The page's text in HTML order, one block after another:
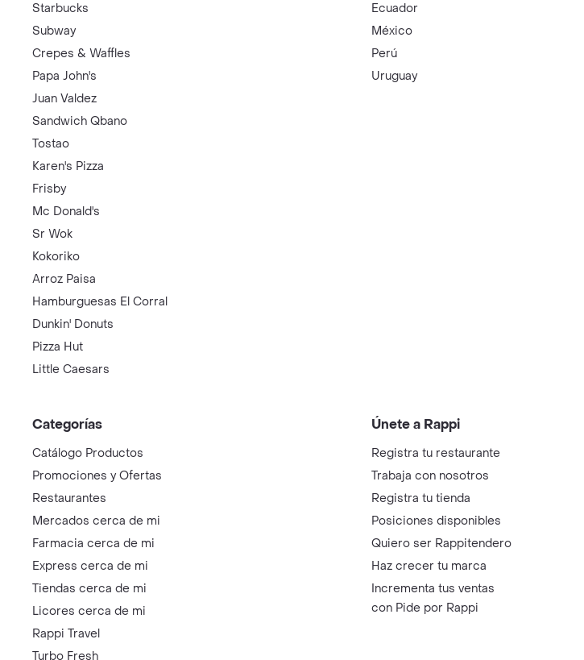
Starbucks
Subway
Crepes & Waffles
Papa John's
Juan Valdez
Sandwich Qbano
Tostao
Karen's Pizza
Frisby
Mc Donald's
Sr Wok
Kokoriko
Arroz Paisa
Hamburguesas El Corral
Dunkin' Donuts
Pizza Hut
Little Caesars
Ecuador
México
Perú
Uruguay
Categorías
Catálogo Productos
Promociones y Ofertas
Restaurantes
Mercados cerca de mi
Farmacia cerca de mi
Express cerca de mi
Tiendas cerca de mi
Licores cerca de mi
Rappi Travel
Turbo Fresh
Únete a Rappi
Registra tu restaurante
Trabaja con nosotros
Registra tu tienda
Posiciones disponibles
Quiero ser Rappitendero
Haz crecer tu marca
Incrementa tus ventas
con Pide por Rappi